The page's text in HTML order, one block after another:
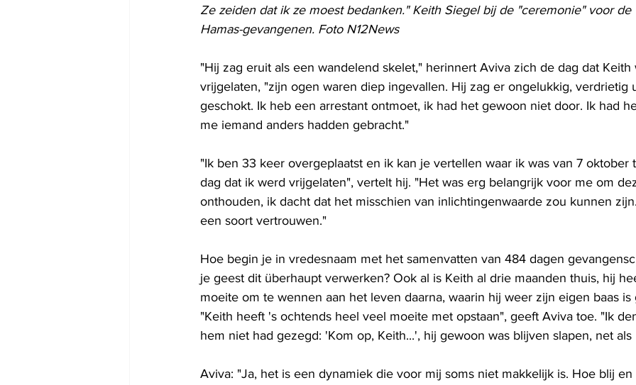
Ze zeiden dat ik ze moest bedanken." Keith Siegel bij de "ceremonie" voor
Hamas-gevangenen. Foto N12News
"Hij zag eruit als een wandelend skelet," herinnert Aviva zich de dag dat
vrijgelaten, "zijn ogen waren diep ingevallen. Hij zag er ongelukkig, verdrietig
geschokt. Ik heb een arrestant ontmoet, ik had het gewoon niet door. Ik had
me iemand anders hadden gebracht."
"Ik ben 33 keer overgeplaatst en ik kan je vertellen waar ik was van 7 oktober
dag dat ik werd vrijgelaten", vertelt hij. "Het was erg belangrijk voor me om
onthouden, ik dacht dat het misschien van inlichtingenwaarde zou kunnen
een soort vertrouwen."
Hoe begin je in vredesnaam met het samenvatten van 484 dagen
je geest dit überhaupt verwerken? Ook al is Keith al drie maanden thuis, hij
moeite om te wennen aan het leven daarna, waarin hij weer zijn eigen baas
"Keith heeft 's ochtends heel veel moeite met opstaan", geeft Aviva toe. "Ik
hem niet had gezegd: 'Kom op, Keith...', hij gewoon was blijven slapen, net als
Aviva: "Ja, het is een dynamiek die voor mij soms niet makkelijk is. Hoe blij